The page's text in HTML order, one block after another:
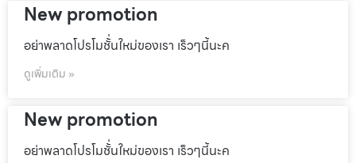
New promotion
อย่าพลาดโปรโมชั้่นใหม่ของเรา เร็วๆนี้นะค
ดูเพิ่มเติม »
New promotion
อย่าพลาดโปรโมชั้่นใหม่ของเรา เร็วๆนี้นะค